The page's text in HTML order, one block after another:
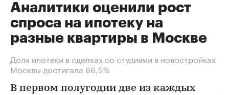
Аналитики оценили рост
спроса на ипотеку на
разные квартиры в Москве
Доля ипотеки в сделках со студиями в новостройках
Москвы достигала 66,5%
В первом полугодии две из каждых